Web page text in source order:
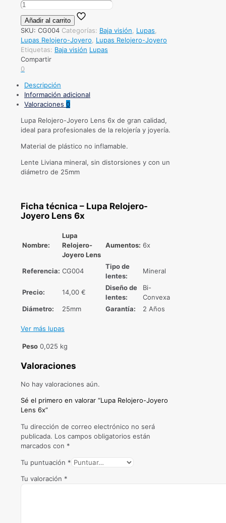
Añadir al carrito
SKU: CG004 Categorías: Baja visión, Lupas,
Lupas Relojero-Joyero, Lupas Relojero-Joyero
Etiquetas: Baja visión Lupas
Compartir
0
Descripción
Información adicional
Valoraciones 0
Lupa Relojero-Joyero Lens 6x de gran calidad,
ideal para profesionales de la relojería y joyería.
Material de plástico no inflamable.
Lente Liviana mineral, sin distorsiones y con un
diámetro de 25mm
Ficha técnica – Lupa Relojero-
Joyero Lens 6x
Nombre:
Lupa
Relojero-
Joyero Lens
Aumentos: 6x
Referencia: CG004
Tipo de
lentes:
Mineral
Precio: 14,00 €
Diseño de
lentes:
Bi-
Convexa
Diámetro:
25mm Garantía: 2 Años
Ver más lupas
Peso 0,025 kg
Valoraciones
No hay valoraciones aún.
Sé el primero en valorar “Lupa Relojero-Joyero
Lens 6x”
Tu dirección de correo electrónico no será
publicada. Los campos obligatorios están
marcados con *
Tu puntuación *
Tu valoración *